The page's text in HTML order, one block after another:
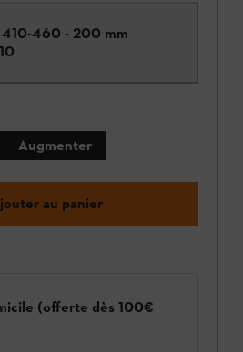
410-460 - 200 mm
Augmenter
au panier
(offerte dès 100€